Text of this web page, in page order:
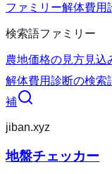
ファミリー解体費用
検索語ファミリー
農地価格の見方見込
解体費用診断の検索
補
jiban.xyz
地盤チェッカー